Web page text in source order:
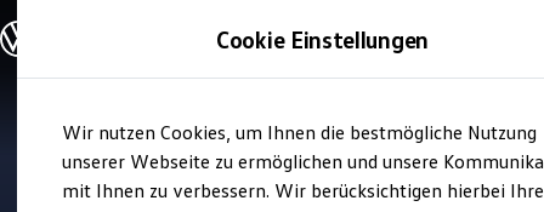
Hauptinhalt
springen
Footer
springen
Modelle und Konfigurator
Modelle vergleichen
Elektroautos
ENERGY Sondermodelle
Nutzfahrzeuge
SUV und CUV
Verkauf und Service
Autohaus Rostock
Cookie Einstellungen
Wir nutzen Cookies, um Ihnen die bestmögliche Nutzung
unserer Webseite zu ermöglichen und unsere
mit Ihnen zu verbessern. Wir berücksichtigen hierbei Ihre